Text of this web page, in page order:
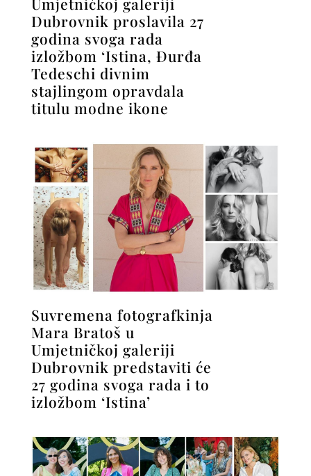
Dubrovnik proslavila 27
godina svoga rada
izložbom ‘Istina, Đurđa
Tedeschi divnim
stajlingom opravdala
titulu modne ikone
Suvremena fotografkinja
Mara Bratoš u
Umjetničkoj galeriji
Dubrovnik predstaviti će
27 godina svoga rada i to
izložbom ‘Istina’